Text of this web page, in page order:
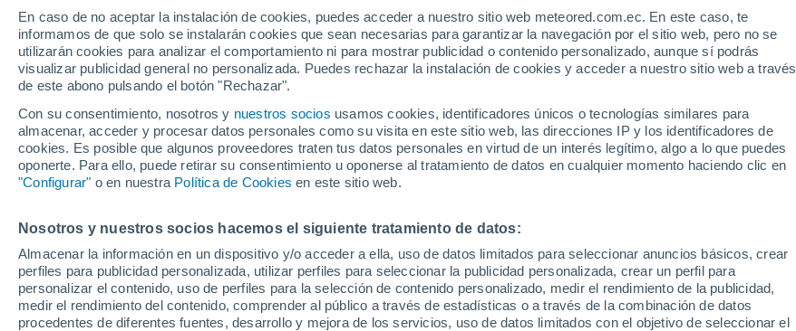
En caso de no aceptar la instalación de cookies, puedes acceder a nuestro sitio web meteored.com.ec. En este caso, te
informamos de que solo se instalarán cookies que sean necesarias para garantizar la navegación por el sitio web, pero no se
utilizarán cookies para analizar el comportamiento ni para mostrar publicidad o contenido personalizado, aunque sí podrás
visualizar publicidad general no personalizada. Puedes rechazar la instalación de cookies y acceder a nuestro sitio web a través
de este abono pulsando el botón "Rechazar".
Con su consentimiento, nosotros y nuestros socios usamos cookies, identificadores únicos o tecnologías similares para
almacenar, acceder y procesar datos personales como su visita en este sitio web, las direcciones IP y los identificadores de
cookies. Es posible que algunos proveedores traten tus datos personales en virtud de un interés legítimo, algo a lo que puedes
oponerte. Para ello, puede retirar su consentimiento u oponerse al tratamiento de datos en cualquier momento haciendo clic en
"Configurar" o en nuestra Política de Cookies en este sitio web.
Nosotros y nuestros socios hacemos el siguiente tratamiento de datos:
Almacenar la información en un dispositivo y/o acceder a ella, uso de datos limitados para seleccionar anuncios básicos, crear
perfiles para publicidad personalizada, utilizar perfiles para seleccionar la publicidad personalizada, crear un perfil para
personalizar el contenido, uso de perfiles para la selección de contenido personalizado, medir el rendimiento de la publicidad,
medir el rendimiento del contenido, comprender al público a través de estadísticas o a través de la combinación de datos
procedentes de diferentes fuentes, desarrollo y mejora de los servicios, uso de datos limitados con el objetivo de seleccionar el
19°
7°
Gobernador
Piedrabuena
15°
6°
Juan
Bautista
Alberdi
15°
3°
Concepción
8°
San Miguel